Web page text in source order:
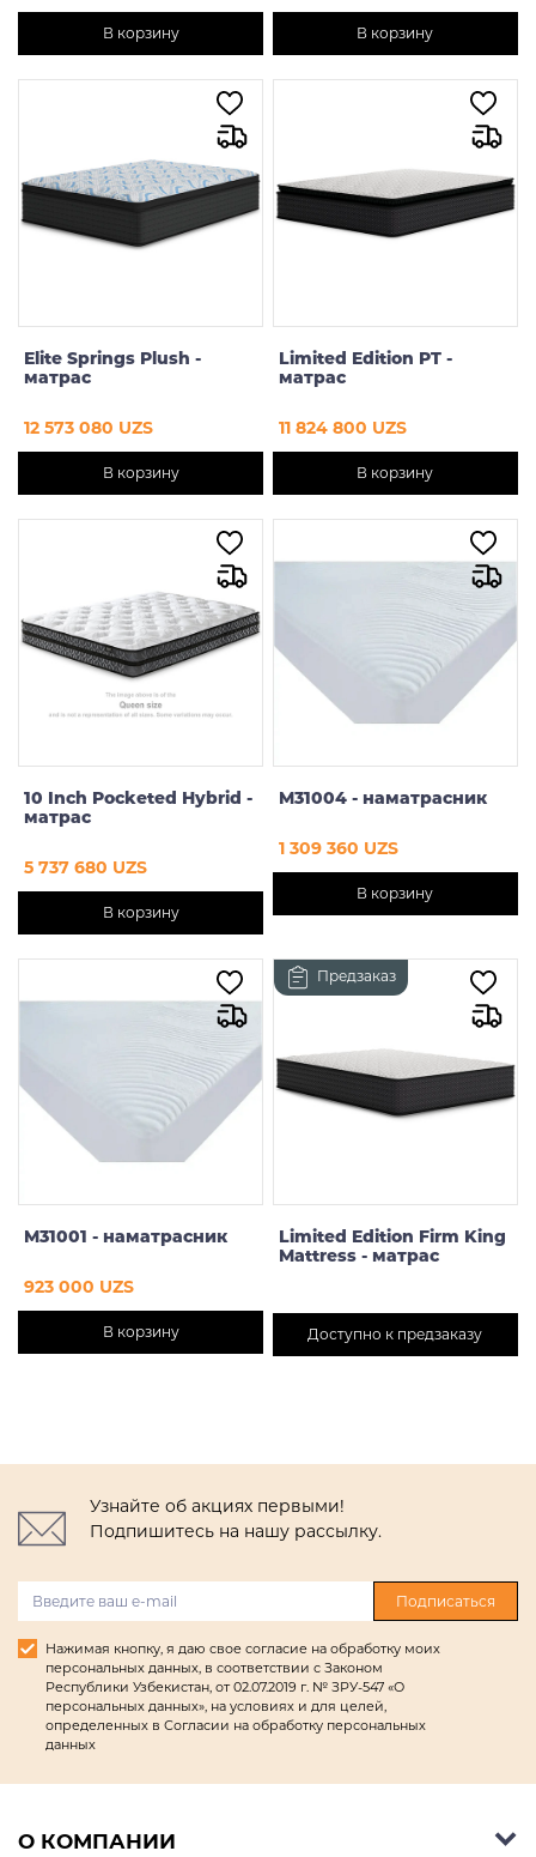
В корзину В корзину
Elite Springs Plush -
матрас
12 573 080 UZS
В корзину
Limited Edition PT -
матрас
11 824 800 UZS
В корзину
10 Inch Pocketed Hybrid -
матрас
5 737 680 UZS
В корзину
M31004 - наматрасник
1 309 360 UZS
В корзину
M31001 - наматрасник
923 000 UZS
В корзину
Предзаказ
Limited Edition Firm King
Mattress - матрас
Доступно к предзаказу
Узнайте об акциях первыми!
Подпишитесь на нашу рассылку.
Подписаться
Нажимая кнопку, я даю свое согласие на обработку моих
персональных данных, в соответствии с Законом
Республики Узбекистан, от 02.07.2019 г. № ЗРУ-547 «О
персональных данных», на условиях и для целей,
определенных в Согласии на обработку персональных
данных
О КОМПАНИИ